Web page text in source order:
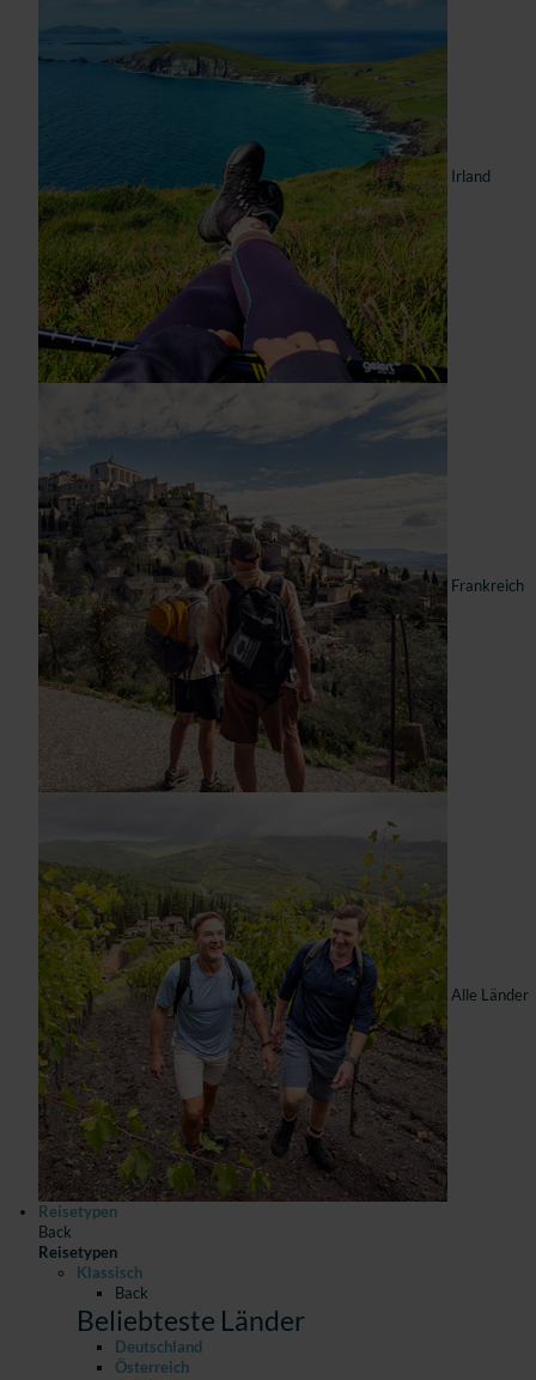
Irland
Frankreich
Alle Länder
Reisetypen
Back
Reisetypen
Klassisch
Back
Beliebteste Länder
Deutschland
Österreich